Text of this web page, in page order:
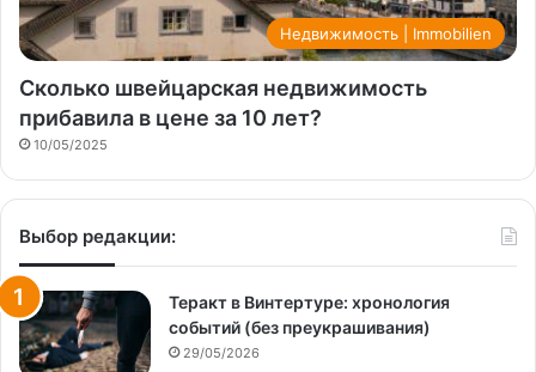
Недвижимость | Immobilien
Сколько швейцарская недвижимость
прибавила в цене за 10 лет?
10/05/2025
Выбор редакции:
Теракт в Винтертуре: хронология
событий (без преукрашивания)
29/05/2026